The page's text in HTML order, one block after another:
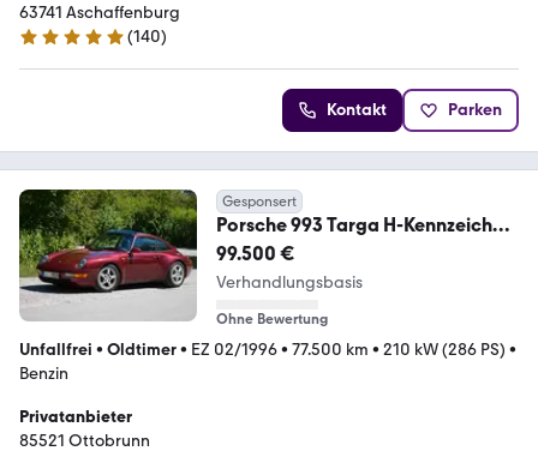
63741 Aschaffenburg
5 Sterne
(140)
Kontakt Parken
Gesponsert
Porsche 993 Targa H-Kennzeichen
TOP Scheckheft BRD
99.500 €
Verhandlungsbasis
Ohne Bewertung
Unfallfrei • Oldtimer• EZ 02/1996• 77.500 km • 210 kW (286 PS) •
Benzin
Privatanbieter
85521 Ottobrunn